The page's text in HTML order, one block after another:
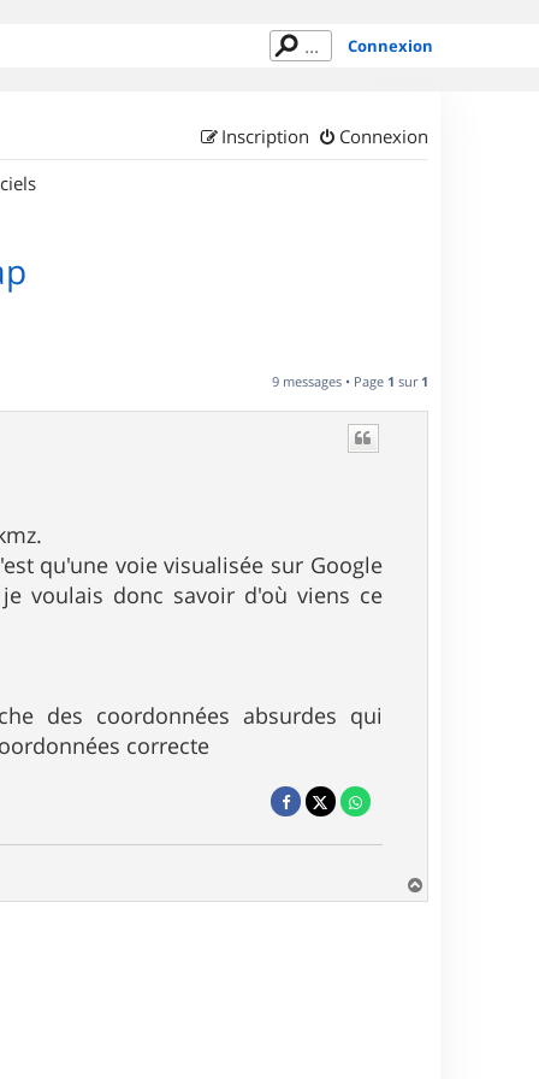
Connexion
Connexion
Inscription
9 messages • Page 1 sur 1
qu'une voie visualisée sur Google
voulais donc savoir d'où viens ce
des coordonnées absurdes qui
correcte
a